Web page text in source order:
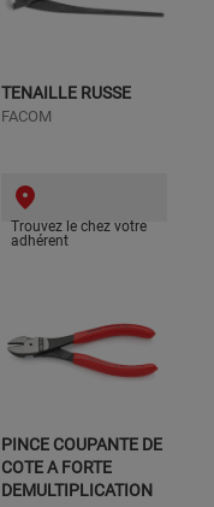
TENAILLE RUSSE
FACOM
Trouvez le chez votre
adhérent
PINCE COUPANTE DE
COTE A FORTE
DEMULTIPLICATION